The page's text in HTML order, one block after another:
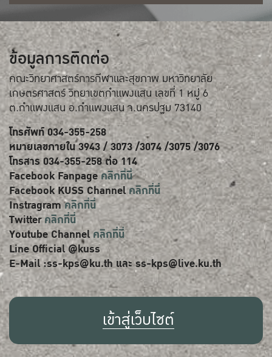
ข้อมูลการติดต่อ
คณะวิทยาศาสตร์การกีฬาและสุขภาพ มหาวิทยาลัย
เกษตรศาสตร์ วิทยาเขตกำแพงแสน เลขที่ 1 หมู่ 6
ต.กำแพงแสน อ.กำแพงแสน จ.นครปฐม 73140
โทรศัพท์ 034-355-258
หมายเลขภายใน 3943 / 3073 /3074 /3075 /3076
โทรสาร 034-355-258 ต่อ 114
Facebook Fanpageคลิกที่นี่
Facebook KUSS Channelคลิกที่นี่
Instragramคลิกที่นี่
Twitterคลิกที่นี่
Youtube Channelคลิกที่นี่
Line Official @kuss
E-Mail :ss-kps@ku.th และ ss-kps@live.ku.th
เข้าสู่เว็บไซต์